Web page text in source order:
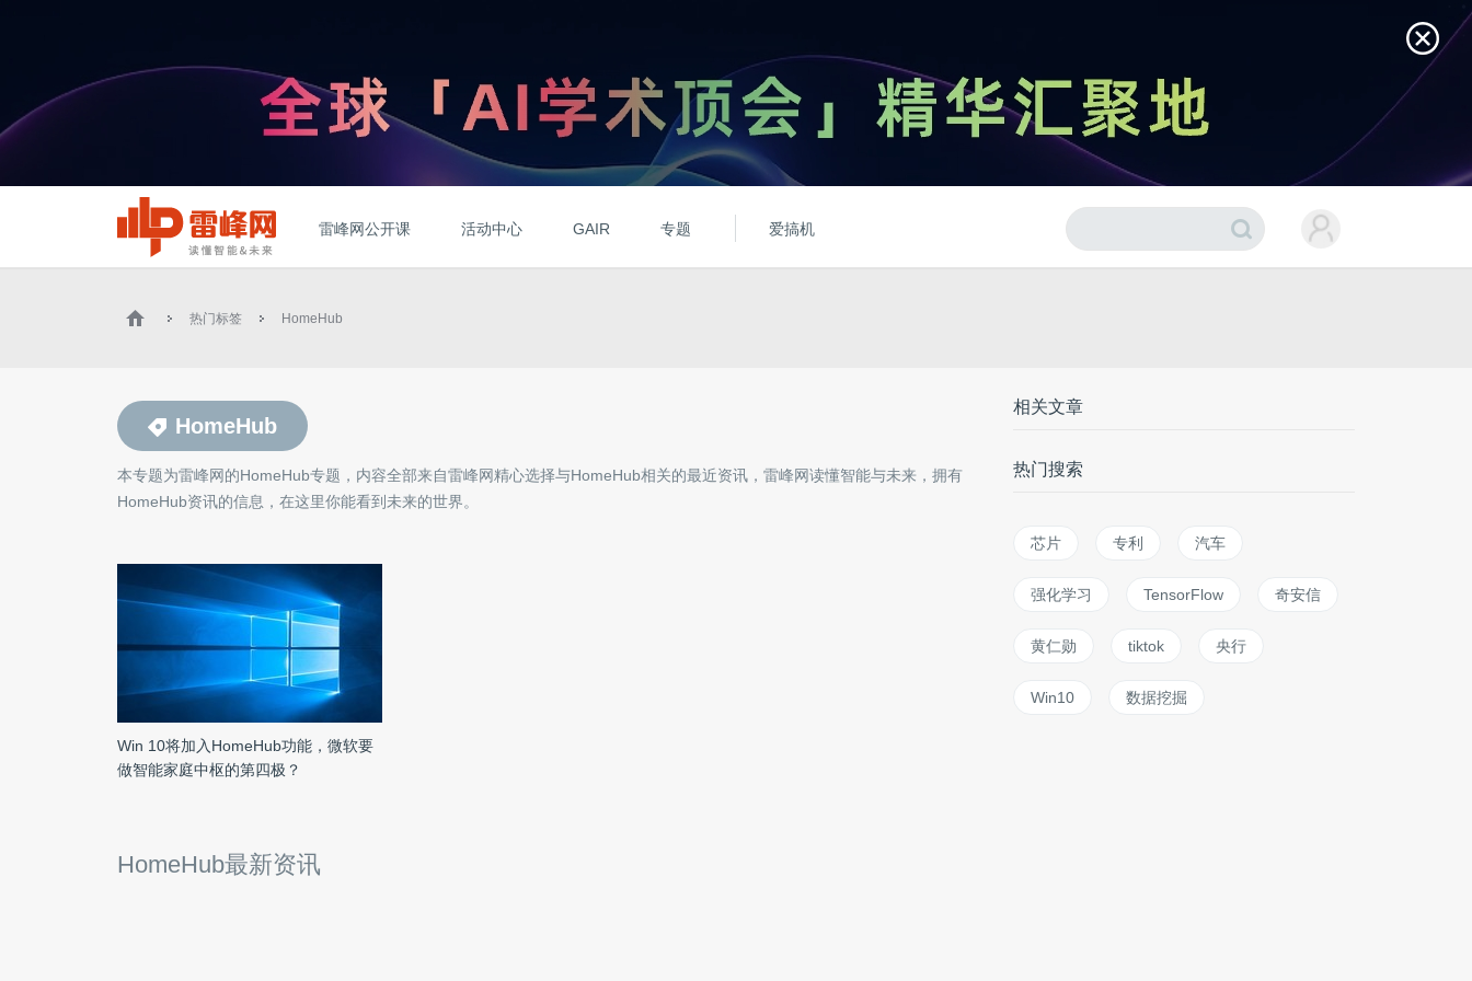
雷峰网公开课 活动中心 GAIR 专题 爱搞机
热门标签 HomeHub
HomeHub
本专题为雷峰网的HomeHub专题，内容全部来自雷峰网精心选择与HomeHub相关的最近资讯，雷峰网读懂智能与未来，拥有
HomeHub资讯的信息，在这里你能看到未来的世界。
Win 10将加入HomeHub功能，微软要
做智能家庭中枢的第四极？
HomeHub最新资讯
相关文章
热门搜索
芯片 专利 汽车
强化学习 TensorFlow 奇安信
黄仁勋 tiktok 央行
Win10 数据挖掘